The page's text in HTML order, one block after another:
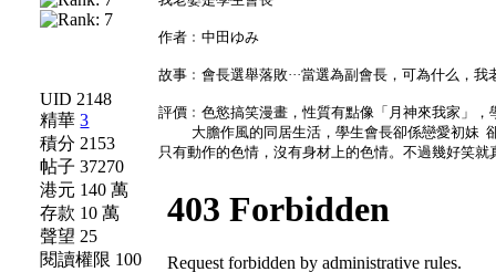
UID 2148
精華3
積分 2153
帖子 37270
港元 140 萬
存款 10 萬
聲望 25
閱讀權限 100
作者﹕中田ゆみ
故事﹕會長選舉落敗···當選為副會長，可為什么，
評價﹕色慾搞笑漫畫，性質有點像「月神來我家」
大膽作風的同居生活 ，學生會長卻係戀愛初妹
只有動作的色情，沒有身材上的色情。不過幾好笑就